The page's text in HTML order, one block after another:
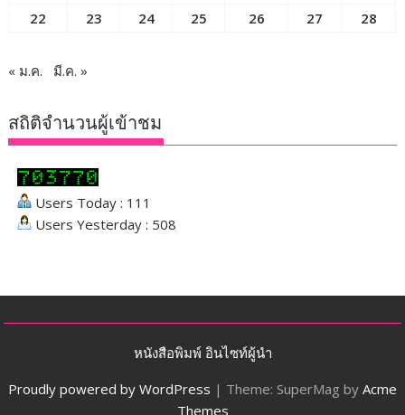
22
23 24 25 26 27 28
« ม.ค. มี.ค. »
สถิติจำนวนผู้เข้าชม
Users Today : 111
Users Yesterday : 508
หนังสือพิมพ์ อินไซท์ผู้นำ
Proudly powered by WordPress | Theme: SuperMag by Acme
Themes